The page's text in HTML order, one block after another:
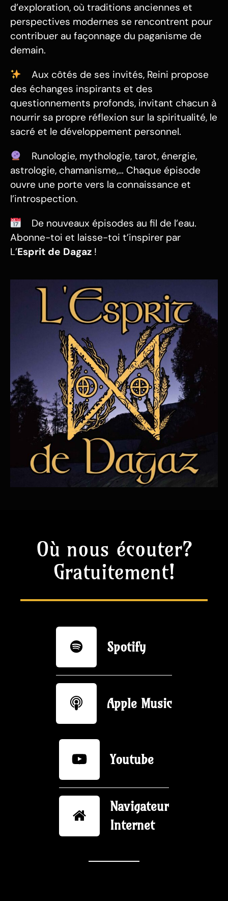
d’exploration, où traditions anciennes et
perspectives modernes se rencontrent pour
contribuer au façonnage du paganisme de
demain.
Aux côtés de ses invités, Reini propose
des échanges inspirants et des
questionnements profonds, invitant chacun à
nourrir sa propre réflexion sur la spiritualité, le
sacré et le développement personnel.
Runologie, mythologie, tarot, énergie,
astrologie, chamanisme,… Chaque épisode
ouvre une porte vers la connaissance et
l’introspection.​
De nouveaux épisodes au fil de l’eau.
Abonne-toi et laisse-toi t’inspirer par
L’Esprit de Dagaz !
Où nous écouter?
Gratuitement!
Spotify
Apple Music
Youtube
Navigateur
Internet